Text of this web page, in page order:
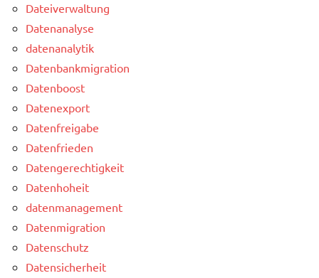
Dateiverwaltung
Datenanalyse
datenanalytik
Datenbankmigration
Datenboost
Datenexport
Datenfreigabe
Datenfrieden
Datengerechtigkeit
Datenhoheit
datenmanagement
Datenmigration
Datenschutz
Datensicherheit